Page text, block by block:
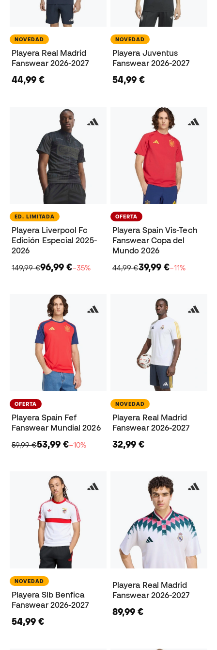
NOVEDAD
Playera Real Madrid
Fanswear 2026-2027
44,99 €
NOVEDAD
Playera Juventus
Fanswear 2026-2027
54,99 €
ED. LIMITADA
Playera Liverpool Fc
Edición Especial 2025-
2026
149,99 €96,99 €−35%
OFERTA
Playera Spain Vis-Tech
Fanswear Copa del
Mundo 2026
44,99 €39,99 €−11%
OFERTA
Playera Spain Fef
Fanswear Mundial 2026
59,99 €53,99 €−10%
NOVEDAD
Playera Real Madrid
Fanswear 2026-2027
32,99 €
NOVEDAD
Playera Slb Benfica
Fanswear 2026-2027
54,99 €
Playera Real Madrid
Fanswear 2026-2027
89,99 €